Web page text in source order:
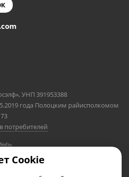
УНП 391953388
года Полоцким райисполкомом
потребителей
Cookie